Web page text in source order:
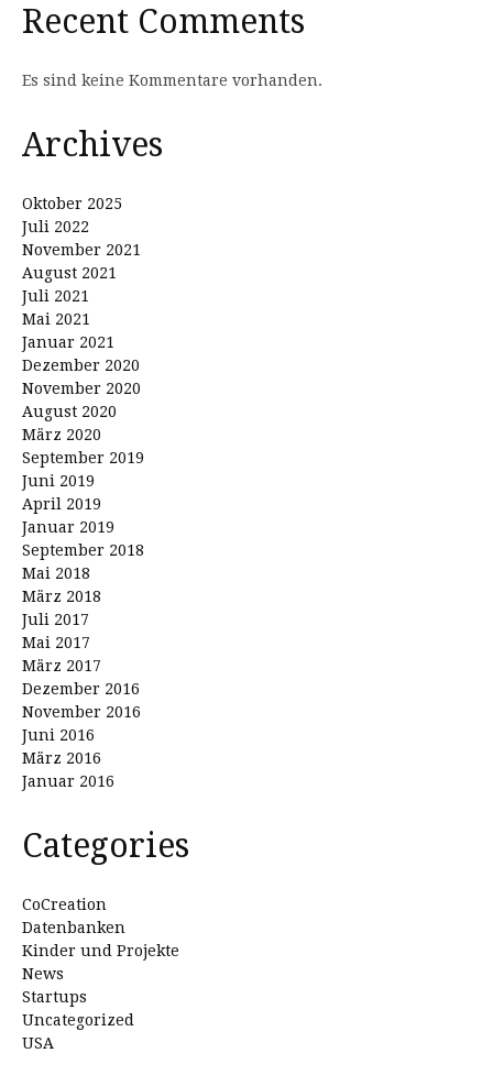
Recent Comments
Es sind keine Kommentare vorhanden.
Archives
Oktober 2025
Juli 2022
November 2021
August 2021
Juli 2021
Mai 2021
Januar 2021
Dezember 2020
November 2020
August 2020
März 2020
September 2019
Juni 2019
April 2019
Januar 2019
September 2018
Mai 2018
März 2018
Juli 2017
Mai 2017
März 2017
Dezember 2016
November 2016
Juni 2016
März 2016
Januar 2016
Categories
CoCreation
Datenbanken
Kinder und Projekte
News
Startups
Uncategorized
USA